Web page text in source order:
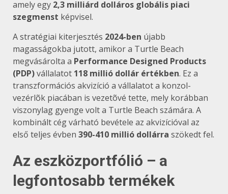
amely egy 2,3 milliárd dolláros globális piaci
szegmenst képvisel.
A stratégiai kiterjesztés 2024-ben újabb
magasságokba jutott, amikor a Turtle Beach
megvásárolta a Performance Designed Products
(PDP)vállalatot 118 millió dollár értékben. Ez a
transzformációs akvizíció a vállalatot a konzol-
vezérlõk piacában is vezetõvé tette, mely korábban
viszonylag gyenge volt a Turtle Beach számára. A
kombinált cég várható bevétele az akvizícióval az
első teljes évben 390-410 millió dollárra szökedt fel.
Az eszközportfólió – a
legfontosabb termékek